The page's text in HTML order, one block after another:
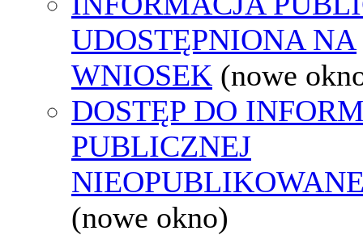
UDOSTĘPNIONA NA
WNIOSEK (nowe
DOSTĘP DO
PUBLICZNEJ
(nowe okno)